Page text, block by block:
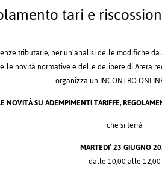
tari e
tributarie, per un’analisi delle modifiche
novità normative e delle delibere di Arera
organizza un INCONTRO
NOVITÀ SU ADEMPIMENTI TARIFFE,
che si terrà
MARTEDI’ 23 GIUGNO
dalle 10,00 alle 12,00